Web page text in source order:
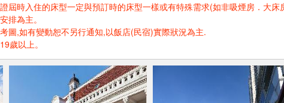
屆時入住的床型一定與預訂時的床型一樣或有特殊需求(如非吸煙房．大
排為主。
圖,如有變動恕不另行通知,以飯店(民宿)實際狀況為主.
歲以上。